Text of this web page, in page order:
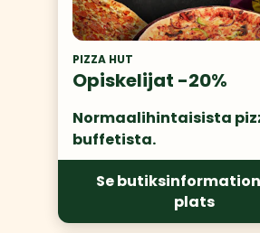
PIZZA HUT
Opiskelijat -20%
Normaalihintaisista
buffetista.
Se
plats